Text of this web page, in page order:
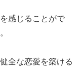
感じることがで
全な恋愛を築ける